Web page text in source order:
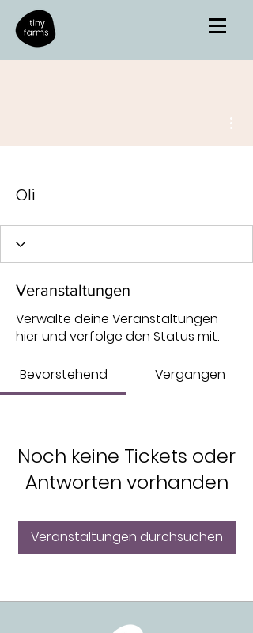
Oli
Veranstaltungen
Verwalte deine Veranstaltungen
hier und verfolge den Status mit.
Bevorstehend Vergangen
Noch keine Tickets oder
Antworten vorhanden
Veranstaltungen durchsuchen